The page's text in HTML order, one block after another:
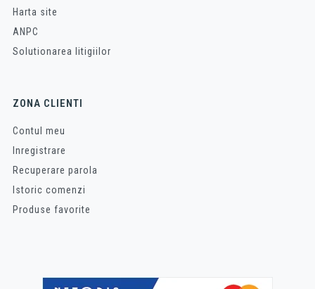
Harta site
ANPC
Solutionarea litigiilor
ZONA CLIENTI
Contul meu
Inregistrare
Recuperare parola
Istoric comenzi
Produse favorite